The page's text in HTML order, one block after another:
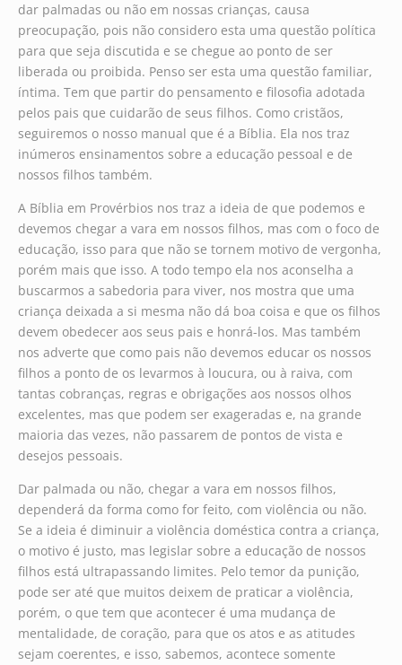
dar palmadas ou não em nossas crianças, causa
preocupação, pois não considero esta uma questão política
para que seja discutida e se chegue ao ponto de ser
liberada ou proibida. Penso ser esta uma questão familiar,
íntima. Tem que partir do pensamento e filosofia adotada
pelos pais que cuidarão de seus filhos. Como cristãos,
seguiremos o nosso manual que é a Bíblia. Ela nos traz
inúmeros ensinamentos sobre a educação pessoal e de
nossos filhos também.
A Bíblia em Provérbios nos traz a ideia de que podemos e
devemos chegar a vara em nossos filhos, mas com o foco de
educação, isso para que não se tornem motivo de vergonha,
porém mais que isso. A todo tempo ela nos aconselha a
buscarmos a sabedoria para viver, nos mostra que uma
criança deixada a si mesma não dá boa coisa e que os filhos
devem obedecer aos seus pais e honrá-los. Mas também
nos adverte que como pais não devemos educar os nossos
filhos a ponto de os levarmos à loucura, ou à raiva, com
tantas cobranças, regras e obrigações aos nossos olhos
excelentes, mas que podem ser exageradas e, na grande
maioria das vezes, não passarem de pontos de vista e
desejos pessoais.
Dar palmada ou não, chegar a vara em nossos filhos,
dependerá da forma como for feito, com violência ou não.
Se a ideia é diminuir a violência doméstica contra a criança,
o motivo é justo, mas legislar sobre a educação de nossos
filhos está ultrapassando limites. Pelo temor da punição,
pode ser até que muitos deixem de praticar a violência,
porém, o que tem que acontecer é uma mudança de
mentalidade, de coração, para que os atos e as atitudes
sejam coerentes, e isso, sabemos, acontece somente